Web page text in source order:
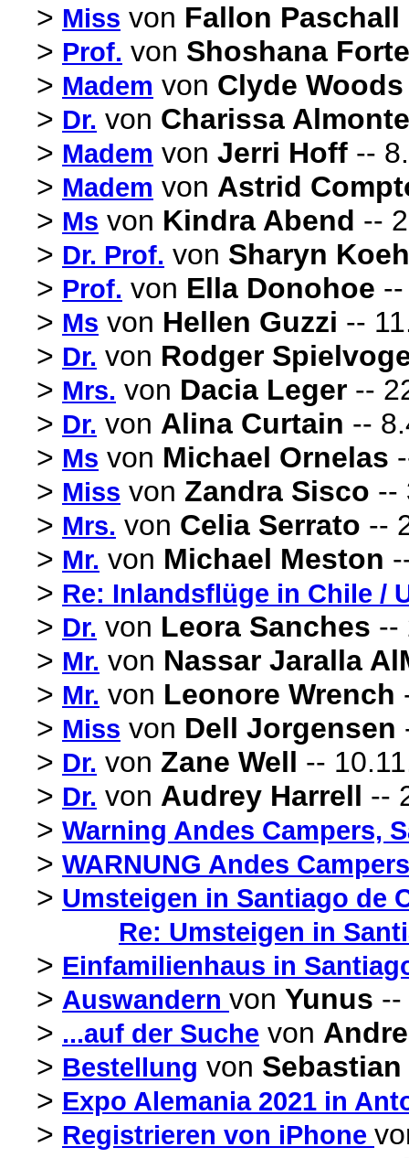
> Miss von Fallon Paschall
> Prof. von Shoshana Forte
> Madem von Clyde Woods
> Dr. von Charissa Almonte
> Madem von Jerri Hoff --
> Madem von Astrid
> Ms von Kindra Abend --
> Dr. Prof. von Sharyn
> Prof. von Ella Donohoe
> Ms von Hellen Guzzi --
> Dr. von Rodger
> Mrs. von Dacia Leger --
> Dr. von Alina Curtain --
> Ms von Michael Ornelas
> Miss von Zandra Sisco --
> Mrs. von Celia Serrato --
> Mr. von Michael Meston
> Re: Inlandsflüge in Chile /
> Dr. von Leora Sanches --
> Mr. von Nassar Jaralla
> Mr. von Leonore Wrench
> Miss von Dell Jorgensen
> Dr. von Zane Well --
> Dr. von Audrey Harrell --
> Warning Andes Campers,
> WARNUNG Andes Campers
> Umsteigen in Santiago de
Re: Umsteigen in
> Einfamilienhaus in
> Auswandern von Yunus --
> ...auf der Suche von
> Bestellung von
> Expo Alemania 2021 in
> Registrieren von iPhone